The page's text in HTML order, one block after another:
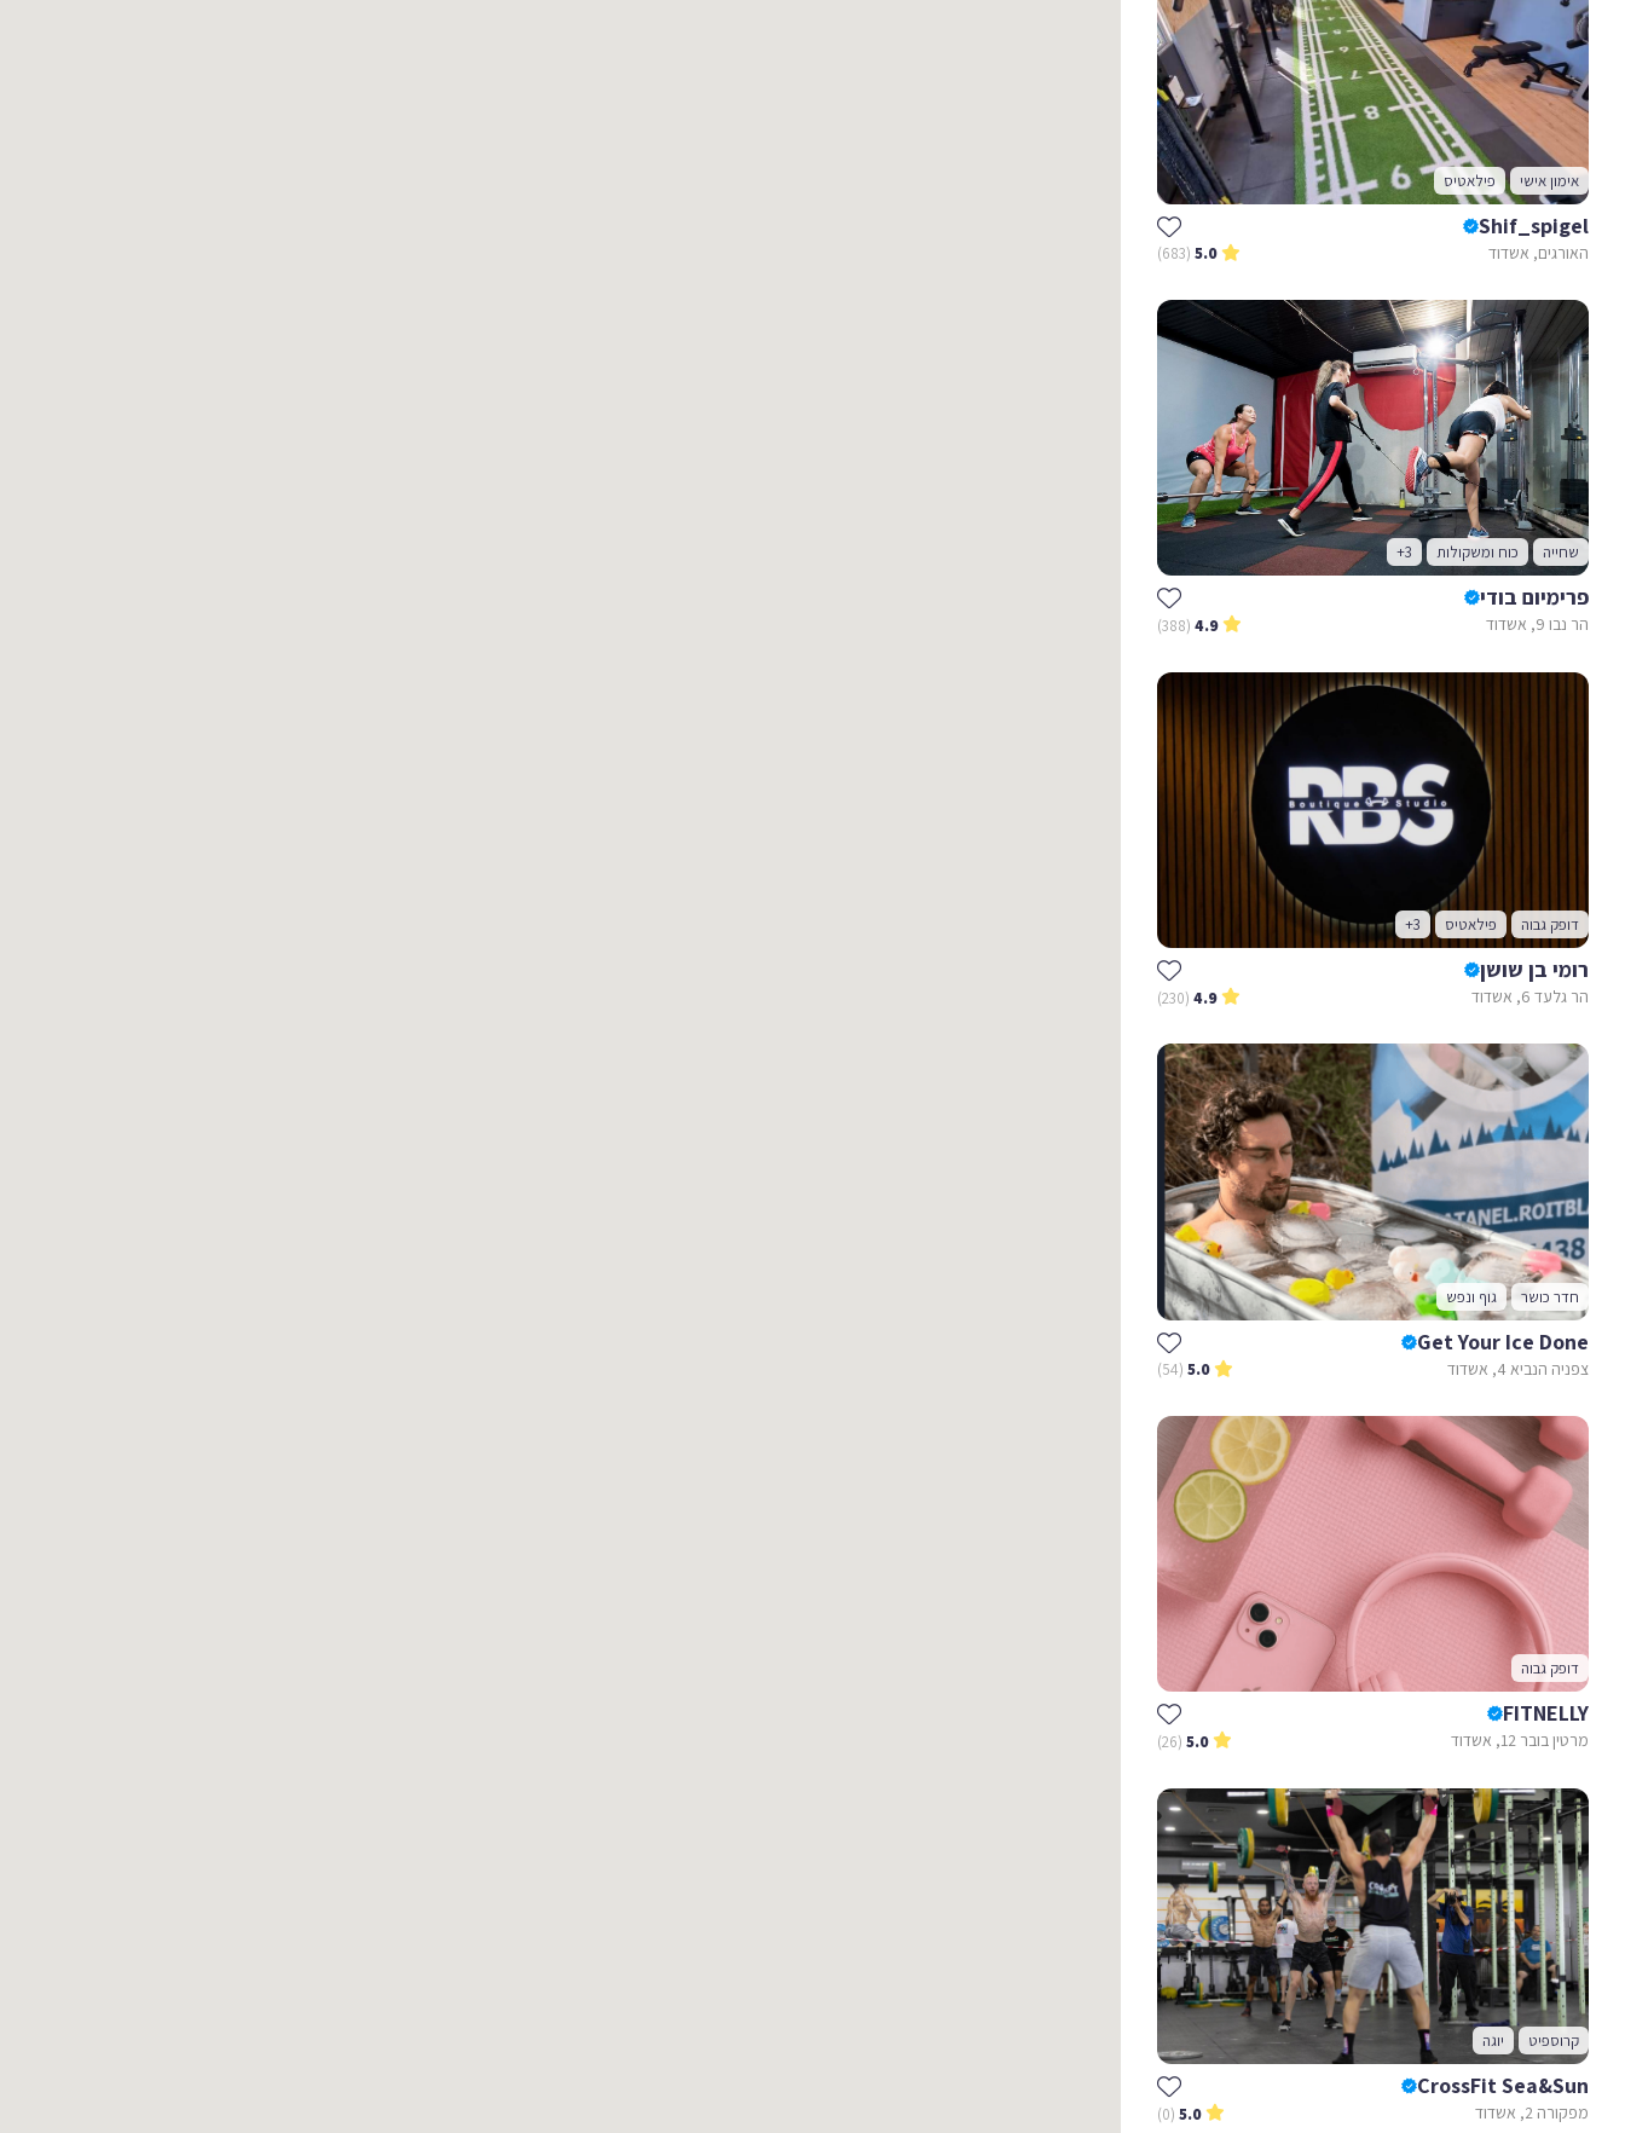
אימון אישי פילאטיס
Shif_spigel
האורגים, אשדוד 5.0
(683)
שחייה כוח ומשקולות +3
פרימיום בודי
הר נבו 9, אשדוד 4.9
(388)
דופק גבוה פילאטיס +3
רומי בן שושן
הר גלעד 6, אשדוד 4.9
(230)
חדר כושר גוף ונפש
Get Your Ice Done
צפניה הנביא 4, אשדוד 5.0
(54)
דופק גבוה
FITNELLY
מרטין בובר 12, אשדוד 5.0
(26)
קרוספיט יוגה
CrossFit Sea&Sun
מפקורה 2, אשדוד 5.0
(0)